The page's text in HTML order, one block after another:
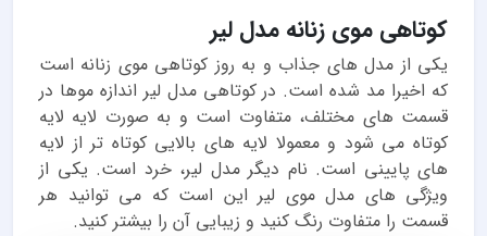
کوتاهی موی زنانه مدل لیر
یکی از مدل های جذاب و به روز کوتاهی موی زنانه است
که اخیرا مد شده است. در کوتاهی مدل لیر اندازه موها در
قسمت های مختلف، متفاوت است و به صورت لایه لایه
کوتاه می شود و معمولا لایه های بالایی کوتاه تر از لایه
های پایینی است. نام دیگر مدل لیر، خرد است. یکی از
ویژگی های مدل موی لیر این است که می توانید هر
قسمت را متفاوت رنگ کنید و زیبایی آن را بیشتر کنید.